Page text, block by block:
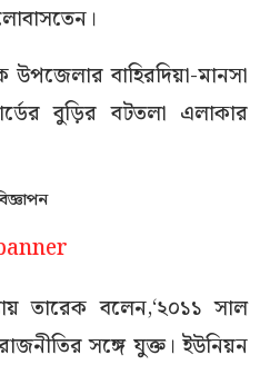
বাহিরদিয়া-মানসা
বুড়ির বটতলা এলাকার
তারেক বলেন,‘২০১১ সাল
সঙ্গে যুক্ত। ইউনিয়ন